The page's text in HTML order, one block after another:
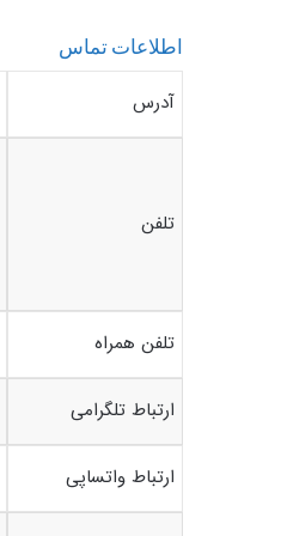
اطلاعات تماس
آدرس
تلفن
تلفن همراه
ارتباط تلگرامی
ارتباط واتساپی